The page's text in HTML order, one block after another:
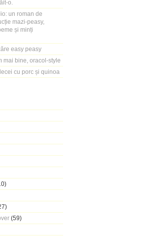
o.
un roman de
mazi-peasy,
și minți
easy peasy
mai bine, oracol-style
cu porc și quinoa
(59)